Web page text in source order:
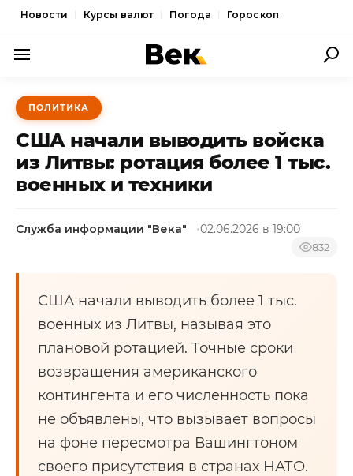
Новости Курсы валют Погода Гороскоп
ПОЛИТИКА
ЭКОНОМИКА
ОБЩЕСТВО
СПОРТ
ПОЛИТИКА
США начали выводить войска
из Литвы: ротация более 1 тыс.
военных и техники
Служба информации "Века" 02.06.2026 в 19:00
832
США начали выводить более 1 тыс.
военных из Литвы, называя это
плановой ротацией. Точные сроки
возвращения американского
контингента и его численность пока
не объявлены, что вызывает вопросы
на фоне пересмотра Вашингтоном
своего присутствия в странах НАТО.